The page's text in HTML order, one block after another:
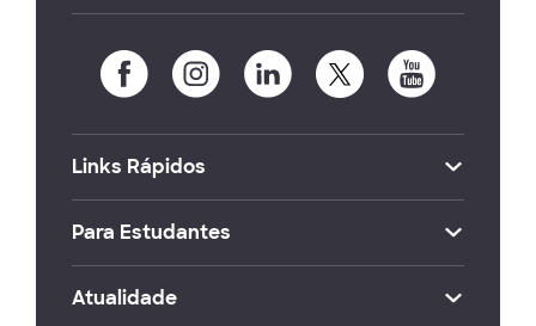
Links Rápidos
Para Estudantes
Atualidade